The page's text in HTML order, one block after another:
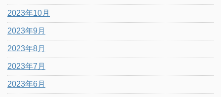
2023年10月
2023年9月
2023年8月
2023年7月
2023年6月